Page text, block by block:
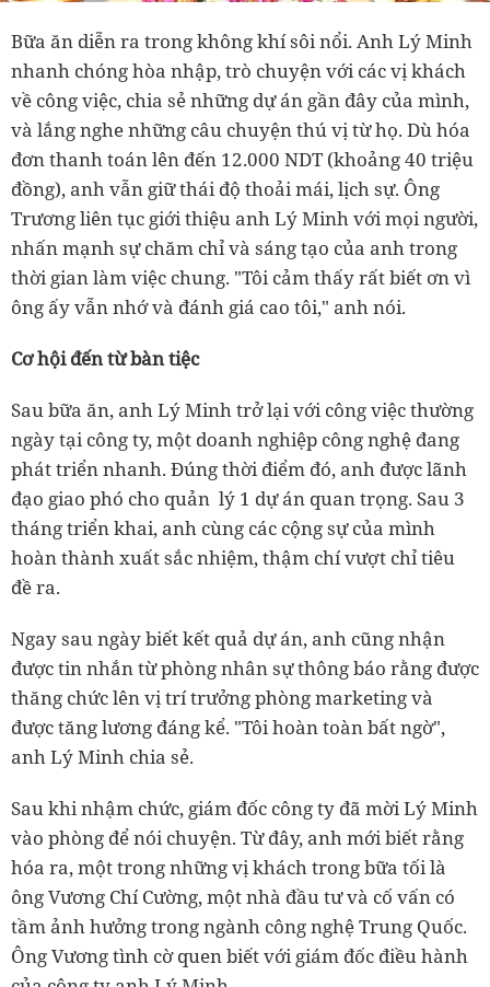
Bữa ăn diễn ra trong không khí sôi nổi. Anh Lý Minh
nhanh chóng hòa nhập, trò chuyện với các vị khách
về công việc, chia sẻ những dự án gần đây của mình,
và lắng nghe những câu chuyện thú vị từ họ. Dù hóa
đơn thanh toán lên đến 12.000 NDT (khoảng 40 triệu
đồng), anh vẫn giữ thái độ thoải mái, lịch sự. Ông
Trương liên tục giới thiệu anh Lý Minh với mọi người,
nhấn mạnh sự chăm chỉ và sáng tạo của anh trong
thời gian làm việc chung. "Tôi cảm thấy rất biết ơn vì
ông ấy vẫn nhớ và đánh giá cao tôi," anh nói.
Cơ hội đến từ bàn tiệc
Sau bữa ăn, anh Lý Minh trở lại với công việc thường
ngày tại công ty, một doanh nghiệp công nghệ đang
phát triển nhanh. Đúng thời điểm đó, anh được lãnh
đạo giao phó cho quản lý 1 dự án quan trọng. Sau 3
tháng triển khai, anh cùng các cộng sự của mình
hoàn thành xuất sắc nhiệm, thậm chí vượt chỉ tiêu
đề ra.
Ngay sau ngày biết kết quả dự án, anh cũng nhận
được tin nhắn từ phòng nhân sự thông báo rằng được
thăng chức lên vị trí trưởng phòng marketing và
được tăng lương đáng kể. "Tôi hoàn toàn bất ngờ",
anh Lý Minh chia sẻ.
Sau khi nhậm chức, giám đốc công ty đã mời Lý Minh
vào phòng để nói chuyện. Từ đây, anh mới biết rằng
hóa ra, một trong những vị khách trong bữa tối là
ông Vương Chí Cường, một nhà đầu tư và cố vấn có
tầm ảnh hưởng trong ngành công nghệ Trung Quốc.
Ông Vương tình cờ quen biết với giám đốc điều hành